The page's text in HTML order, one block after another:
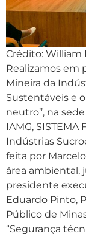
Crédito: William
Realizamos em
Mineira da
Sustentáveis e
neutro’’, na
IAMG, SISTEMA
Indústrias
feita por
área ambiental,
presidente
Eduardo Pinto,
Público de
“Segurança